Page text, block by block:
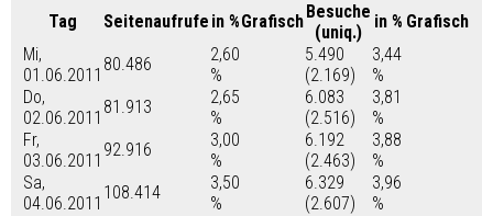
Tag Seitenaufrufe in %GrafischBesuche
(uniq.)
in % Grafisch
Mi,
01.06.2011
80.486
2,60
%
5.490
(2.169)
3,44
%
Do,
02.06.2011
81.913
2,65
%
6.083
(2.516)
3,81
%
Fr,
03.06.2011
92.916
3,00
%
6.192
(2.463)
3,88
%
Sa,
04.06.2011
108.414
3,50
%
6.329
(2.607)
3,96
%